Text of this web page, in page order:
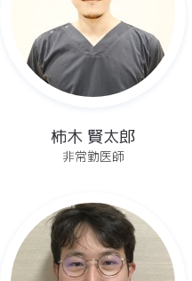
柿木 賢太郎
非常勤医師